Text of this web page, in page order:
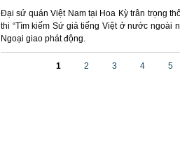
Đại sứ quán Việt Nam tại Hoa Kỳ trân trọng
thi “Tìm kiếm Sứ giả tiếng Việt ở nước ngoài
Ngoại giao phát động.
1 2 3 4 5